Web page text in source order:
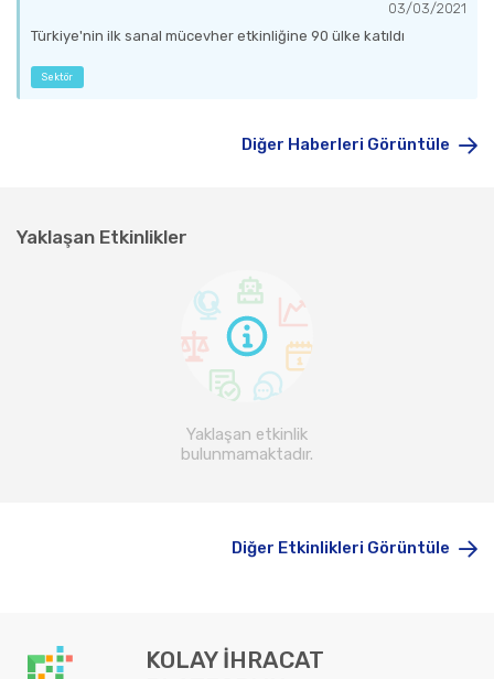
03/03/2021
Türkiye'nin ilk sanal mücevher etkinliğine 90 ülke katıldı
Sektör
Diğer Haberleri Görüntüle
Yaklaşan Etkinlikler
Yaklaşan etkinlik
bulunmamaktadır.
Diğer Etkinlikleri Görüntüle
KOLAY İHRACAT